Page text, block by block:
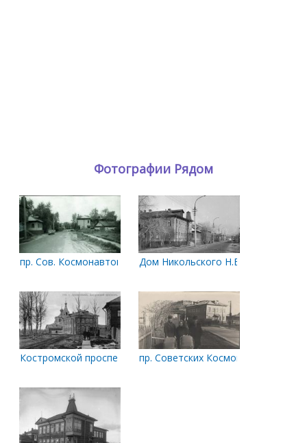
Фотографии Рядом
пр. Сов. Космонавтов между Поморской и К.Либкнехта
Дом Никольского Н.В.
Костромской проспект - ул. Поморскаяпр. Советских Космонавтов - ул.